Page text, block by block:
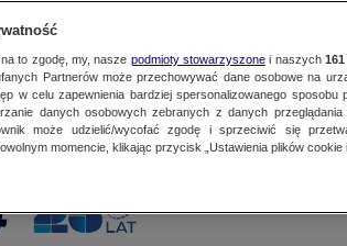
to zgodę, my, nasze podmioty stowarzyszonei naszych 161
Partnerów może przechowywać dane osobowe na
w celu zapewnienia bardziej spersonalizowanego sposobu
danych osobowych zebranych z danych
może udzielić/wycofać zgodę i sprzeciwić się
momencie, klikając przycisk „Ustawienia plików cookie i